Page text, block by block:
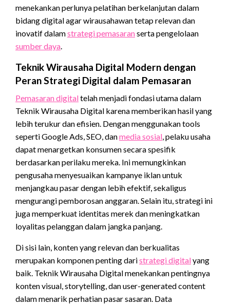
menekankan perlunya pelatihan berkelanjutan dalam
bidang digital agar wirausahawan tetap relevan dan
inovatif dalamstrategi pemasaranserta pengelolaan
sumber daya
Teknik Wirausaha Digital Modern dengan
Peran Strategi Digital dalam Pemasaran
Pemasaran digitaltelah menjadi fondasi utama dalam
Teknik Wirausaha Digital karena memberikan hasil yang
lebih terukur dan efisien. Dengan menggunakan tools
seperti Google Ads, SEO, danmedia sosial , pelaku usaha
dapat menargetkan konsumen secara spesifik
berdasarkan perilaku mereka. Ini memungkinkan
pengusaha menyesuaikan kampanye iklan untuk
menjangkau pasar dengan lebih efektif, sekaligus
mengurangi pemborosan anggaran. Selain itu, strategi ini
juga memperkuat identitas merek dan meningkatkan
loyalitas pelanggan dalam jangka panjang.
Di sisi lain, konten yang relevan dan berkualitas
merupakan komponen penting daristrategi digitalyang
baik. Teknik Wirausaha Digital menekankan pentingnya
konten visual, storytelling, dan user-generated content
dalam menarik perhatian pasar sasaran. Data